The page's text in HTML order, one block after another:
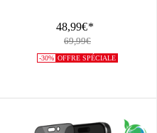
17 Pro, Transparente
48,99€*
69,99€
-30% OFFRE SPÉCIALE